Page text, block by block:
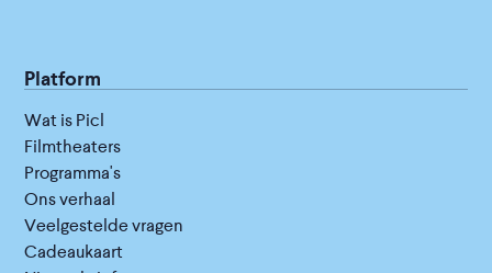
Platform
Wat is Picl
Filmtheaters
Programma's
Ons verhaal
Veelgestelde vragen
Cadeaukaart